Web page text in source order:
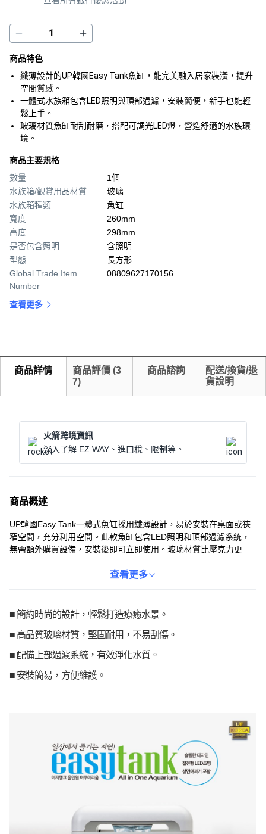
商品特色
纖薄設計的UP韓國Easy Tank魚缸，能完美融入居家裝潢，提升
空間質感。
一體式水族箱包含LED照明與頂部過濾，安裝簡便，新手也能輕
鬆上手。
玻璃材質魚缸耐刮耐磨，搭配可調光LED燈，營造舒適的水族環
境。
商品主要規格
數量
1個
水族箱/觀賞用品材質
玻璃
水族箱種類
魚缸
寬度
260mm
高度
298mm
是否包含照明
含照明
型態
長方形
Global Trade Item
Number
08809627170156
查看更多
商品詳情 商品評價 (3
7)
商品諮詢
配送/換貨/退
貨說明
火箭跨境資訊
深入了解 EZ WAY、進口稅、限制等。
商品概述
UP韓國Easy Tank一體式魚缸採用纖薄設計，易於安裝在桌面或狹
窄空間，充分利用空間。此款魚缸包含LED照明和頂部過濾系統，
無需額外購買設備，安裝後即可立即使用。玻璃材質比壓克力更耐
並配有調光開關，可輕鬆調節亮度。頂部過濾系統能有效過濾雜
查看更多
■ 簡約時尚的設計，輕鬆打造療癒水景。
■ 高品質玻璃材質，堅固耐用，不易刮傷。
■ 配備上部過濾系統，有效淨化水質。
■ 安裝簡易，方便維護。